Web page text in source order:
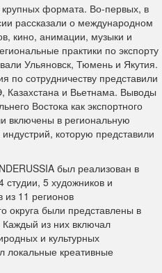
формата. Во-первых, в
рассказали о международном
кино, анимации, музыки и
практики по экспорту
Ульяновск, Тюмень и Якутия.
сотрудничеству представили
и Вьетнама. Выводы
Востока как экспортного
включены в региональную
которую представили
был реализован в
5 художников и
из 11 регионов
округа были представлены в
Каждый из них включал
и культурных
локальные креативные